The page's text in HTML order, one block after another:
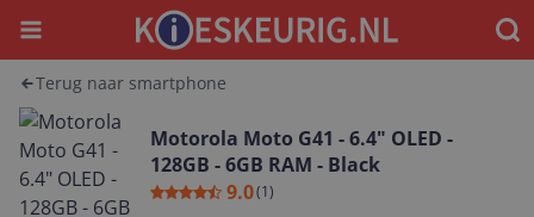
Menu
Terug naar smartphone
Motorola Moto G41 - 6.4" OLED -
128GB - 6GB RAM - Black
9.0(1)